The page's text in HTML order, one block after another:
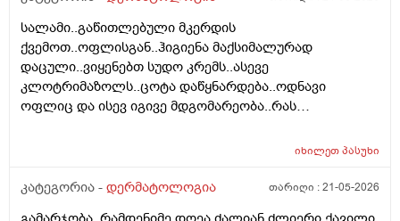
ვარ . ვიღაცამ მითხრა შესაძლოა ეპილაციამ
გააღიაზიანოს და მანდაც გამოვიდესო , შიშმა ამიტანა
. სხვადასხვა ვერსია მესმის , ზოგი ამბობს არანაირი
ახალი კერების გაჩენა , ზოგიც კი პირიქით . იქნებ
თქვენ მითხრათ ღირს გაგრძელება ? რისკი
სალამი..გაწითლებული მკერდის
ქვემოთ..ოფლისგან..ჰიგიენა მაქსიმალურად
დაცული..ვიყენებთ სუდო კრემს..ასევე
კლოტრიმაზოლს..ცოტა დაწყნარდება..ოდნავი
ოფლიც და ისევ იგივე მდგომარეობა..რას
იხილეთპასუხი
კატეგორია - დერმატოლოგია თარიღი :21-05-2026